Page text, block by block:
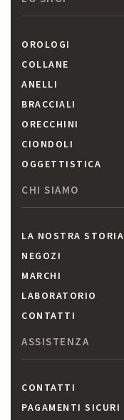
OROLOGI
COLLANE
ANELLI
BRACCIALI
ORECCHINI
CIONDOLI
OGGETTISTICA
CHI SIAMO
LA NOSTRA STORIA
NEGOZI
MARCHI
LABORATORIO
CONTATTI
ASSISTENZA
CONTATTI
PAGAMENTI SICURI